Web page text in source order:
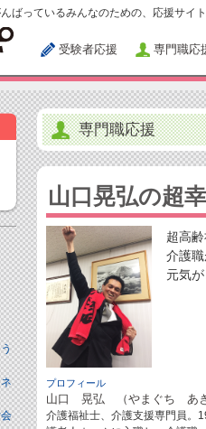
ばっているみんなのための、応援サイト
受験者応援 専門職応
専門職応援
山口晃弘の超
超高
介護
元気
プロフィール
山口 晃弘 （やまぐち あき
介護福祉士、介護支援専門員。